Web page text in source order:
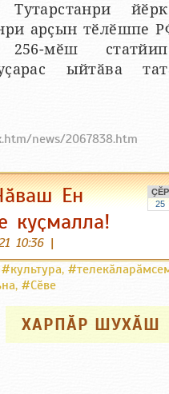
арҫын тӗлӗшпе
мӗш
ыйтӑва
news/2067838.htm
ҪӖР
25
Ен
куҫмалла!
10:36 |
#культура,
, #Сӗве
ХАРПӐР ШУХӐШ